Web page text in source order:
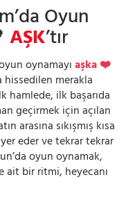
Oyun
AŞK’tır
oynamayıaşka ❤️
merakla
hamlede, ilk başarıda
geçirmek için açılan
arasına sıkışmış kısa
eder ve tekrar tekrar
oyun oynamak,
ait bir ritmi, heyecanı